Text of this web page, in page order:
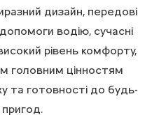
дизайн, передові
водію, сучасні
рівень комфорту,
головним цінностям
та готовності до будь-
пригод.